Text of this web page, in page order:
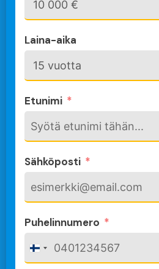
Laina-aika
Etunimi
Sähköposti
Puhelinnumero
F
i